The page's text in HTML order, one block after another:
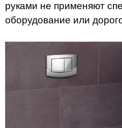
руками не применяют
оборудование или